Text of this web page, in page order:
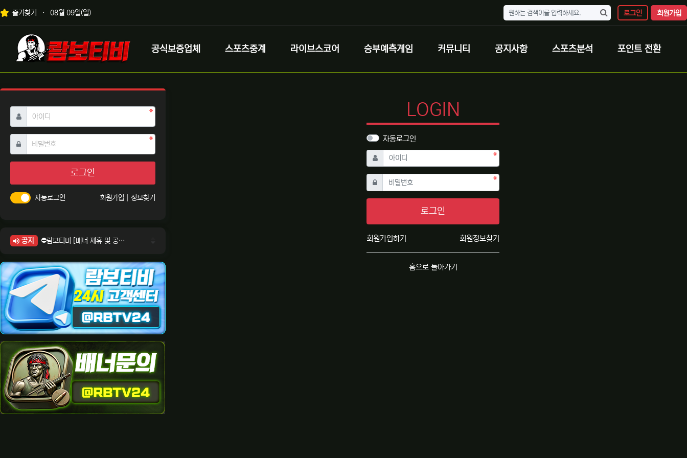
상단 네비
즐겨찾기 08월 09일(일) 로그인 회원가입
메인 메뉴
로고
공식보증업체 스포츠중계 라이브스코어 승부예측게임 커뮤니티 공지사항 스포츠분석 포인트 전환
LOGIN
자동로그인
아이디
필수
비밀번호필수
로그인
회원가입하기 회원정보찾기
홈으로 돌아가기
아이디 필수
비밀번호필수
로그인
자동로그인 회원가입 정보찾기
공지
⛔람보티비 [배너 제휴 및 공식 입점 문의 안내]
⛔람보티비 [정회원 등급UP! 안내사항]
⛔람보티비 [채팅방 이용시 주의사항]
⛔람보티비 [공식보증업체 안내]